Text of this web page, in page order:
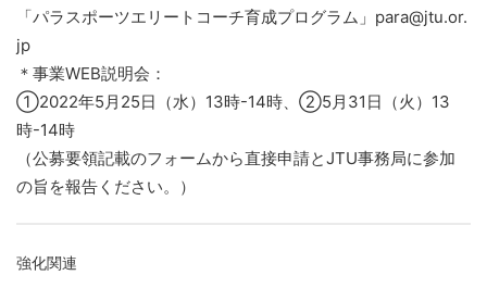
「パラスポーツエリートコーチ育成プログラム」para@jtu.or.
jp
＊事業WEB説明会：
①2022年5月25日（水）13時-14時、②5月31日（火）13
時-14時
（公募要領記載のフォームから直接申請とJTU事務局に参加
の旨を報告ください。）
強化関連